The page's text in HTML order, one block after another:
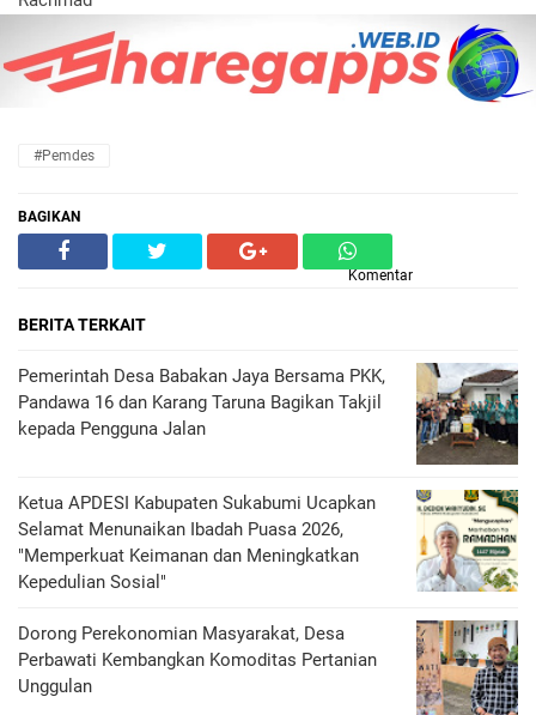
#Pemdes
BAGIKAN
Komentar
BERITA TERKAIT
Pemerintah Desa Babakan Jaya Bersama PKK,
Pandawa 16 dan Karang Taruna Bagikan Takjil
kepada Pengguna Jalan
Ketua APDESI Kabupaten Sukabumi Ucapkan
Selamat Menunaikan Ibadah Puasa 2026,
"Memperkuat Keimanan dan Meningkatkan
Kepedulian Sosial"
Dorong Perekonomian Masyarakat, Desa
Perbawati Kembangkan Komoditas Pertanian
Unggulan